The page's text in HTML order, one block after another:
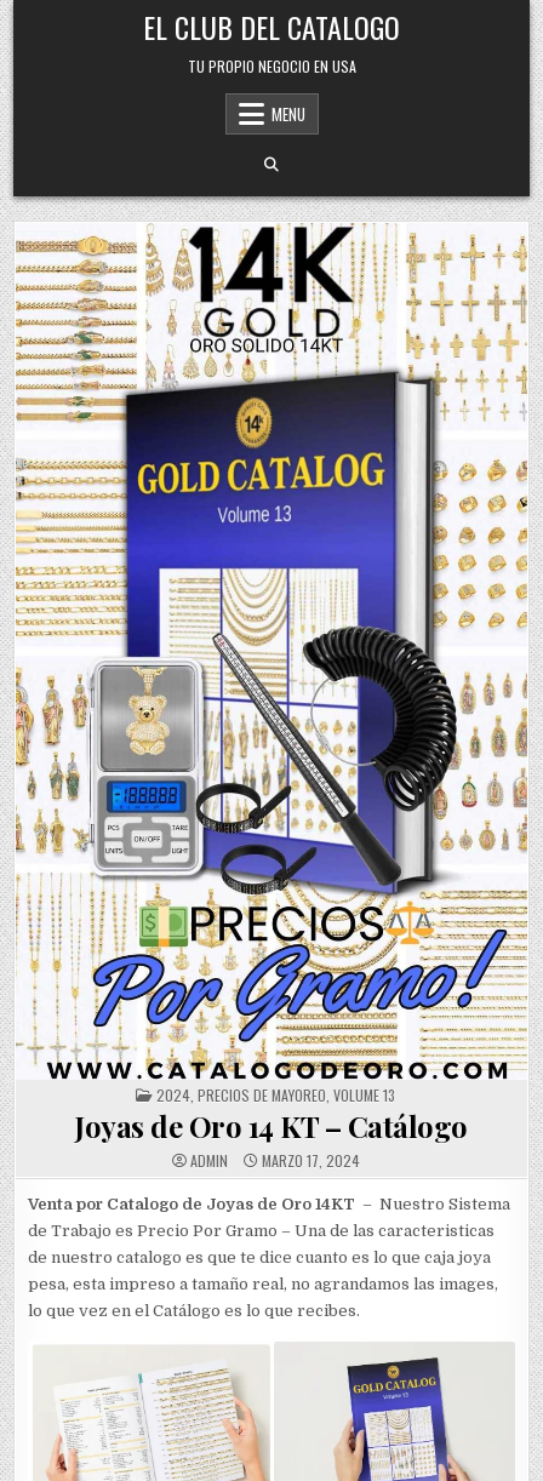
Skip
to
content
EL CLUB DEL CATALOGO
TU PROPIO NEGOCIO EN USA
MENU
POSTED
IN
2024 PRECIOS DE MAYOREO VOLUME 13
Joyas de Oro 14 KT – Catálogo
ADMIN MARZO 17, 2024
Venta por Catalogo de Joyas de Oro 14KT – Nuestro Sistema
de Trabajo es Precio Por Gramo – Una de las caracteristicas
de nuestro catalogo es que te dice cuanto es lo que caja joya
pesa, esta impreso a tamaño real, no agrandamos las images,
lo que vez en el Catálogo es lo que recibes.